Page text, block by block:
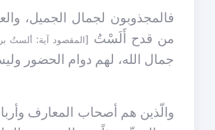
فالمجذوبون لجمال الجميل،
من قدح أَلَسْتُ [المقصود آية: ألستُ
جمال الله، لهم دوام الحضور
والّذين هم أصحاب المعارف